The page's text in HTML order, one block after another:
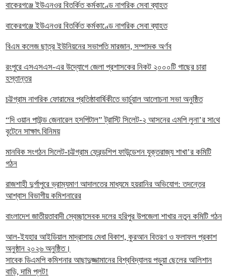
বাকেরগঞ্জে ইউএনওর বিতর্কিত কর্মকাণ্ডে নাগরিক সেবা ব্যাহত
বাকেরগঞ্জে ইউএনওর বিতর্কিত কর্মকাণ্ডে নাগরিক সেবা ব্যাহত
বিএম কলেজ ছাত্র ইউনিয়নের সভাপতি মারজান, সম্পাদক অর্ণব
রংপুরে এসএসএস-এর উদ্যোগে জেলা প্রশাসকের নিকট ২০০০টি গাছের চারা
হস্তান্তর
চট্টগ্রাম নাগরিক ফোরামের প্রতিষ্ঠাবার্ষিকীতে ভার্চুয়াল আলোচনা সভা অনুষ্ঠিত
“দি ওয়ান পাউন্ড জেনারেল হসপিটাল” ট্রাস্টি সিলেট-২ আসনের এমপি লুনা’র সা‌থে
বৃটেনে সাক্ষাৎ বিনিময়
মানবিক সংগঠন সিলেট-চট্টগ্রাম ফ্রেন্ডশিপ ফাউন্ডেশন যুক্তরাজ্য শাখা’র কমিটি
গঠন
রাজশাহী দুর্গাপুরে ভ্রাম্যমাণ আদালতের মাধ্যমে হয়রানির অভিযোগ: তদন্তের
আশ্বাস বিভাগীয় কমিশনারের
বাংলাদেশ জাতীয়তাবাদী স্বেচ্ছাসেবক দলের হরিপুর উপজেলা শাখার নতুন কমিটি গঠন
আল-ইযহার আইডিয়াল মাদ্রাসায় মেধা বিকাশ, কুরআন বিতরণ ও ফলাফল প্রকাশ
অনুষ্ঠান ২০২৬ অনুষ্ঠিত।
সাবেক ডিএমপি কমিশনার আছাদুজ্জামানের বিশ্ববিদ্যালয় পড়ুয়া ছেলের আলিশান
বাড়ি, দামি প্লট!